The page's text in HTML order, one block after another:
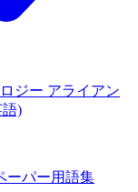
ジー アライアン
)
ーパー用語集